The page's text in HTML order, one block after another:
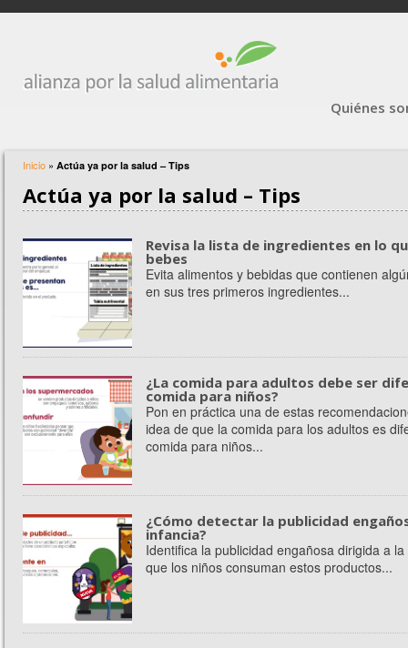
Quiénes
Inicio » Actúa ya por la salud – Tips
Actúa ya por la salud – Tips
Revisa la lista de ingredientes en lo
bebes
Evita alimentos y bebidas que contienen
en sus tres primeros ingredientes...
¿La comida para adultos debe ser
comida para niños?
Pon en práctica una de estas
idea de que la comida para los adultos es
comida para niños...
¿Cómo detectar la publicidad
infancia?
Identifica la publicidad engañosa dirigida a
que los niños consuman estos productos...